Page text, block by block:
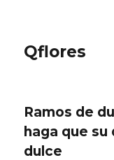
Qflores
Ramos de
haga que
dulce